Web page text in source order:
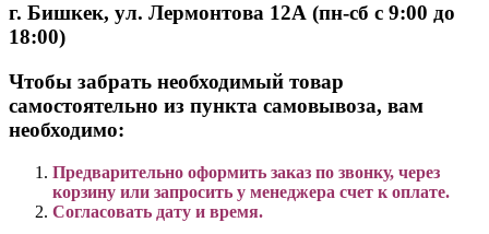
г. Бишкек, ул. Лермонтова 12А (пн-сб с 9:00 до
18:00)
Чтобы забрать необходимый товар
самостоятельно из пункта самовывоза, вам
необходимо:
Предварительно оформить заказ по звонку, через
корзину или запросить у менеджера счет к оплате.
Согласовать дату и время.